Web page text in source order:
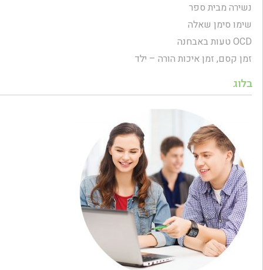
נשירה מבית ספר
שימו סימן שאלה
OCD טעות באבחנה
זמן קסם, זמן איכות הורה – ילד
בלוג